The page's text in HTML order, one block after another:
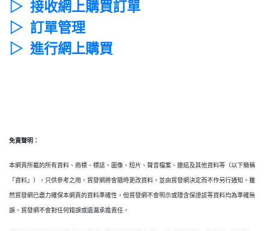
▷ 接收網上購買訂單
▷ 訂單管理
▷ 進行網上購買
免責聲明：
本網頁所載的所有資料、商標、標誌、圖像、短片、聲音檔案、連結及其他資料等（以下簡稱
「資料」），只供參考之用，貿發網將會隨時更改資料，並由貿發網決定而不作另行通知。雖
然貿發網已盡力確保本網頁的資料準確性，但貿發網不會明示或隱含保證該等資料均為準確無
誤。貿發網不會對任何錯誤或遺漏承擔責任。